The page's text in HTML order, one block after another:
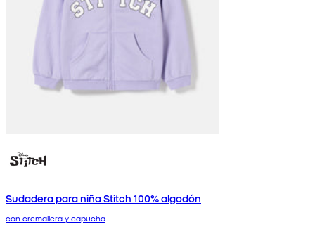
Sudadera para niña Stitch 100% algodón
con cremallera y capucha